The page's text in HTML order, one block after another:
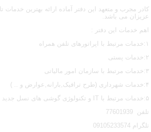
کادر مجرب و متعهد این دفتر آماده ارائه بهترین
عزیزان می باشد.
اهم خدمات این دفتر :
۱:خدمات مرتبط با اپراتورهای تلفن همراه
۲:خدمات پستی
۳:خدمات مرتبط با سازمان امور مالیاتی
۴:خدمات شهرداری (طرح ترافیک,بارانه,عوارض و .. )
۵:خدمات مرتبط با IT و تکنولوژی گوشی های نسل جدید
تلفن 77601939
تلگرام 09105233574